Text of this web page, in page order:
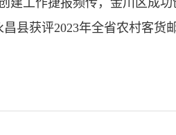
建工作捷报频传，金川区成
县获评2023年全省农村客货